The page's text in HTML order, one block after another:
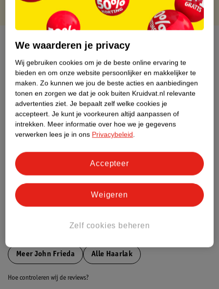
Over dit product
Productinformatie
Etiketinformatie
Nature Impact Score
Dit product heeft (nog) geen Nature
Bestel & Bezorginformatie
Meer John Frieda Alle Haarlak
Hoe controleren wij de reviews?
We waarderen je privacy
Wij gebruiken cookies om je de beste online ervaring te
bieden en om onze website persoonlijker en makkelijker te
maken. Zo kunnen we jou de beste acties en aanbiedingen
tonen en zorgen we dat je ook buiten Kruidvat.nl relevante
advertenties ziet. Je bepaalt zelf welke cookies je
accepteert. Je kunt je voorkeuren altijd aanpassen of
intrekken. Meer informatie over hoe we je gegevens
verwerken lees je in ons Privacybeleid.
Zelf cookies beheren
Weigeren
Accepteer